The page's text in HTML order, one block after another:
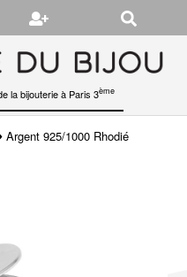
la bijouterie à Paris 3ème
Argent 925/1000 Rhodié